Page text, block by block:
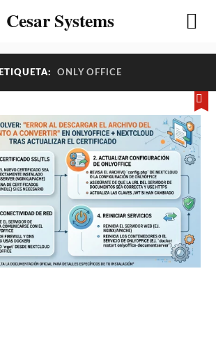
Cesar Systems
ETIQUETA: ONLY OFFICE